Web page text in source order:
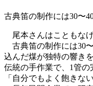
古典笛の制作には30〜
尾本さんはこともな
古典笛の制作には30
込んだ煤が独特の響き
伝統の手作業で、1管の
「自分でもよく飽き